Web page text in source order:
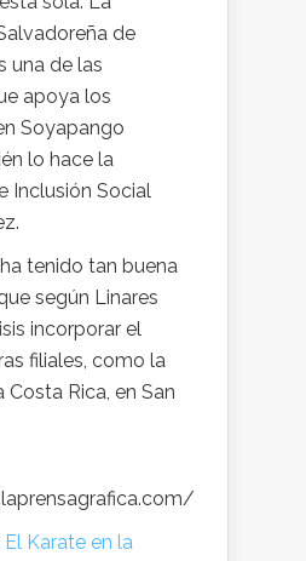
de
una de las
apoya los
Soyapango
lo hace la
Inclusión Social
tenido tan buena
según Linares
incorporar el
filiales, como la
Rica, en San
El Karate en la